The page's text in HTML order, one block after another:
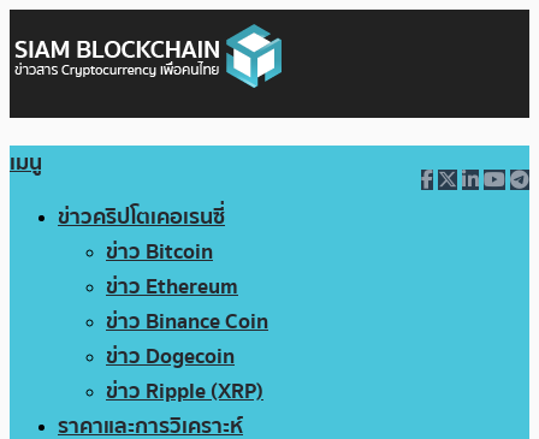
เมนู
ข่าวคริปโตเคอเรนซี่
ข่าว Bitcoin
ข่าว Ethereum
ข่าว Binance Coin
ข่าว Dogecoin
ข่าว Ripple (XRP)
ราคาและการวิเคราะห์